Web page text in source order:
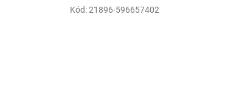
Kód:21896-596657402